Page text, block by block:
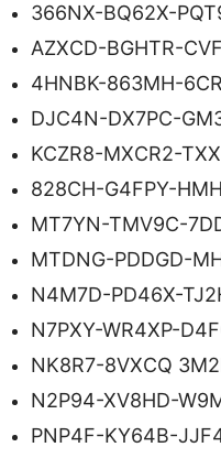
366NX-BQ62X-
AZXCD-BGHTR-
4HNBK-863MH-
DJC4N-DX7PC-
KCZR8-MXCR2-
828CH-G4FPY-
MT7YN-TMV9C-
MTDNG-PDDGD-
N4M7D-PD46X-
N7PXY-WR4XP-
NK8R7-8VXCQ
N2P94-XV8HD-
PNP4F-KY64B-